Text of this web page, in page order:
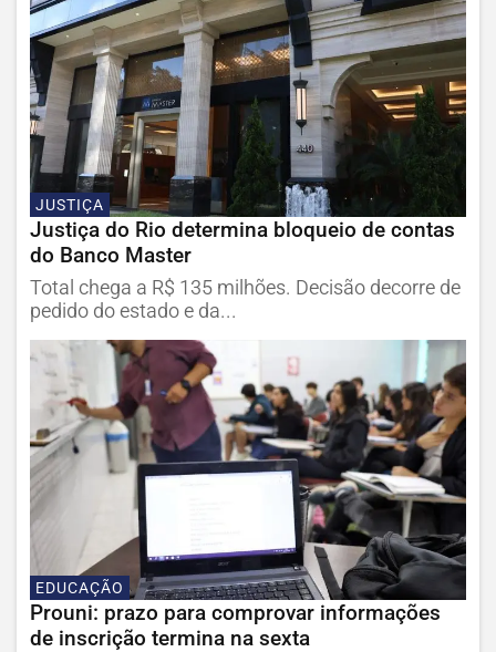
JUSTIÇA
Justiça do Rio determina bloqueio de contas
do Banco Master
Total chega a R$ 135 milhões. Decisão decorre de
pedido do estado e da...
EDUCAÇÃO
Prouni: prazo para comprovar informações
de inscrição termina na sexta